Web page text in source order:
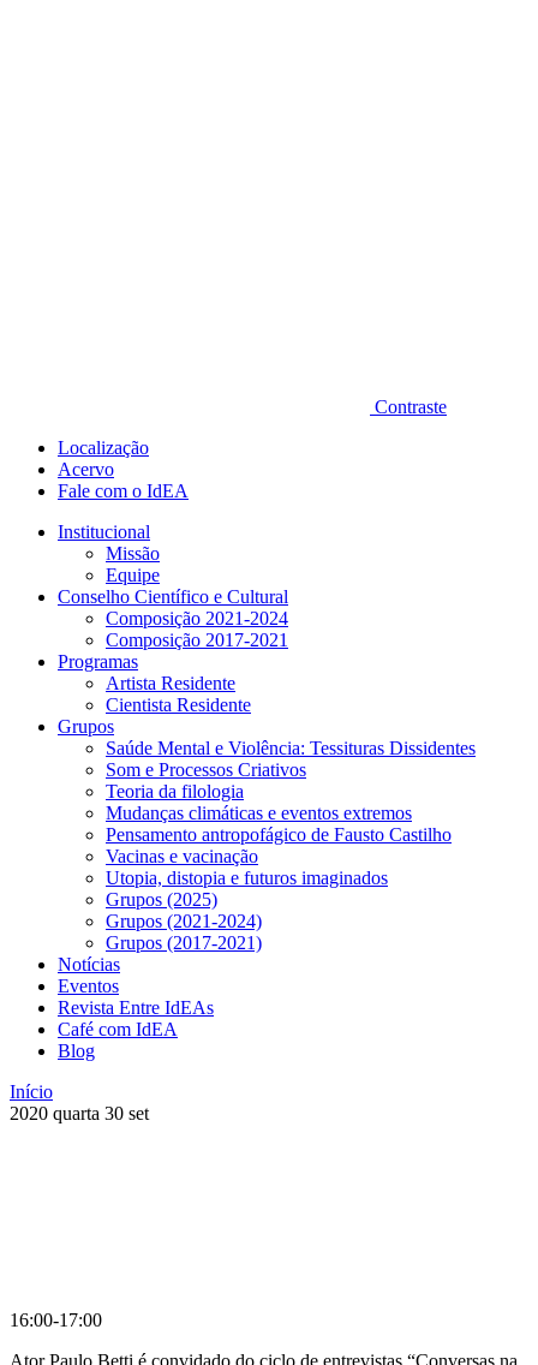
Contraste
Localização
Acervo
Fale com o IdEA
Institucional
Missão
Equipe
Conselho Científico e Cultural
Composição 2021-2024
Composição 2017-2021
Programas
Artista Residente
Cientista Residente
Grupos
Saúde Mental e Violência: Tessituras Dissidentes
Som e Processos Criativos
Teoria da filologia
Mudanças climáticas e eventos extremos
Pensamento antropofágico de Fausto Castilho
Vacinas e vacinação
Utopia, distopia e futuros imaginados
Grupos (2025)
Grupos (2021-2024)
Grupos (2017-2021)
Notícias
Eventos
Revista Entre IdEAs
Café com IdEA
Blog
Início
2020 quarta 30 set
16:00-17:00
Ator Paulo Betti é convidado do ciclo de entrevistas “Conversas na